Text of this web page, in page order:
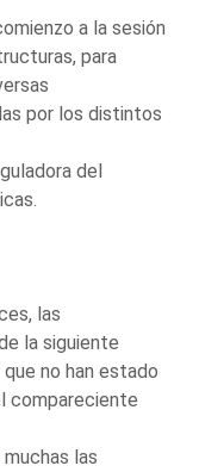
a la sesión
para
por los distintos
del
las
la siguiente
no han estado
compareciente
las